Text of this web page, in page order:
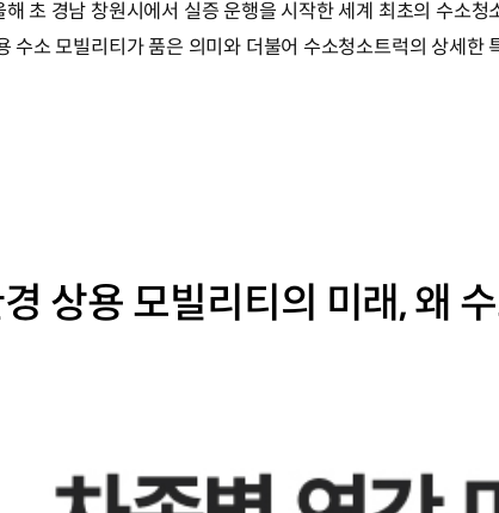
해 초 경남 창원시에서 실증 운행을 시작한 세계 최초의 수소
수소 모빌리티가 품은 의미와 더불어 수소청소트럭의 상세한
상용 모빌리티의 미래, 왜